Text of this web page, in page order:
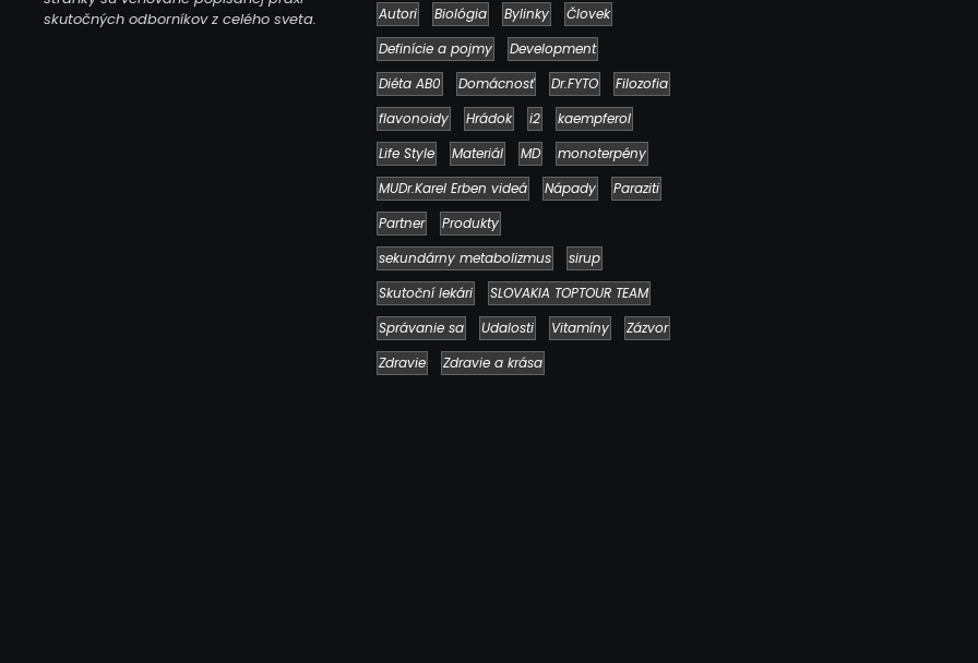
skutočných odborníkov z celého sveta.
Autori Biológia Bylinky
Človek
Definície a pojmy
Development
Diéta AB0
Domácnosť Dr.FYTO
Filozofia
flavonoidy
Hrádok i2
kaempferol
Life Style
Materiál MD
monoterpény
MUDr.Karel Erben videá
Nápady
Paraziti
Partner
Produkty
sekundárny metabolizmus
sirup
Skutoční lekári
SLOVAKIA TOPTOUR TEAM
Správanie sa
Udalosti Vitamíny
Zázvor
Zdravie
Zdravie a krása